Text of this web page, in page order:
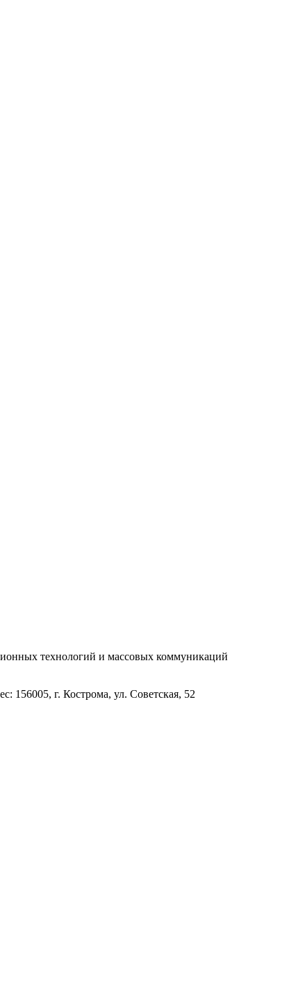
технологий и массовых коммуникаций
156005, г. Кострома, ул. Советская, 52